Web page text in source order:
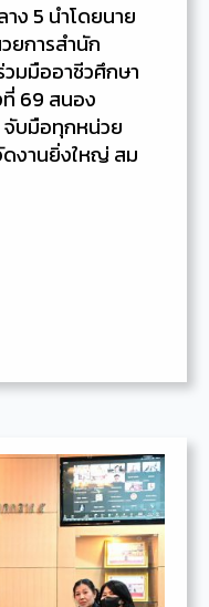
ง 5 นำโดยนาย
ยการสำนัก
มมืออาชีวศึกษา
ที่ 69 สนอง
จับมือทุกหน่วย
ดงานยิ่งใหญ่ สม